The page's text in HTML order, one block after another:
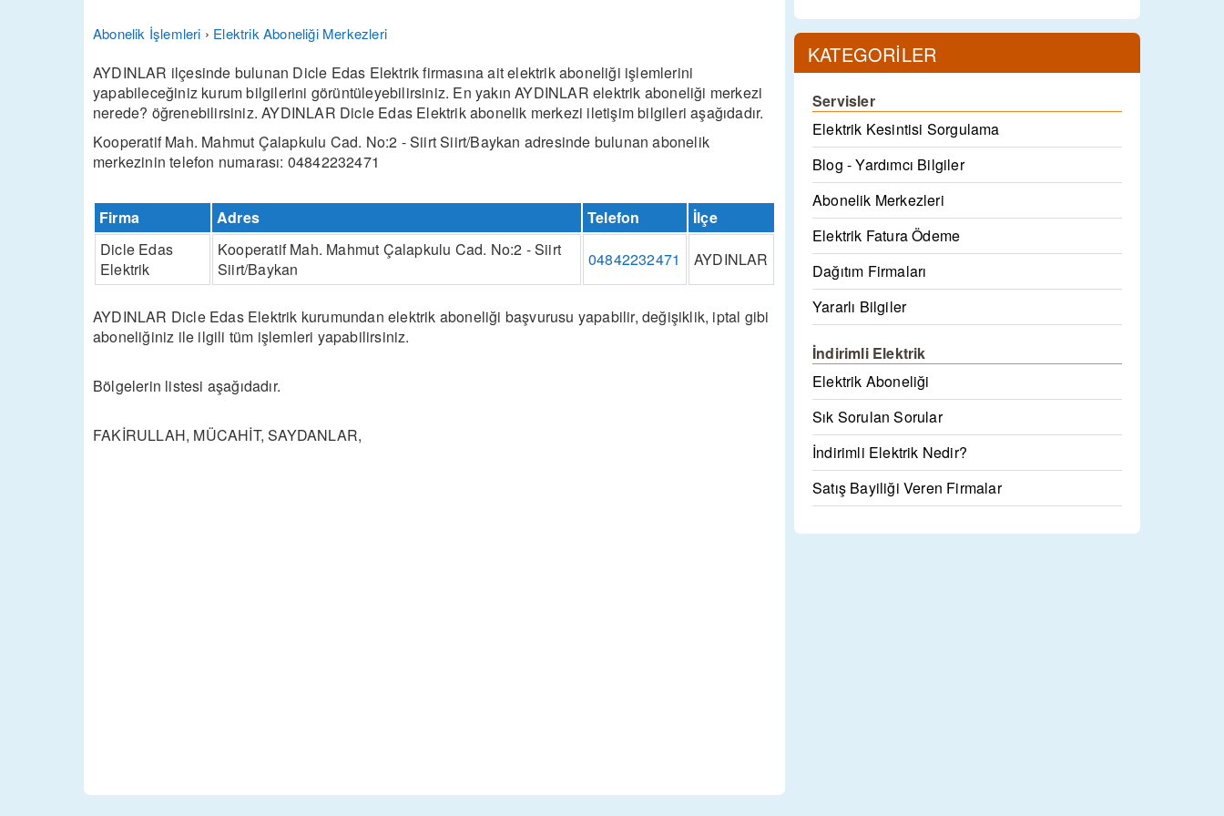
Abonelik İşlemleri › Elektrik Aboneliği Merkezleri
AYDINLAR ilçesinde bulunan Dicle Edas Elektrik firmasına ait elektrik aboneliği işlemlerini
yapabileceğiniz kurum bilgilerini görüntüleyebilirsiniz. En yakın AYDINLAR elektrik aboneliği merkezi
nerede? öğrenebilirsiniz. AYDINLAR Dicle Edas Elektrik abonelik merkezi iletişim bilgileri aşağıdadır.
Kooperatif Mah. Mahmut Çalapkulu Cad. No:2 - Siirt Siirt/Baykan adresinde bulunan abonelik
merkezinin telefon numarası: 04842232471
Firma Adres Telefon
İlçe
Dicle Edas
Elektrik
Kooperatif Mah. Mahmut Çalapkulu Cad. No:2 - Siirt
Siirt/Baykan
04842232471 AYDINLAR
AYDINLAR Dicle Edas Elektrik kurumundan elektrik aboneliği başvurusu yapabilir, değişiklik, iptal gibi
aboneliğiniz ile ilgili tüm işlemleri yapabilirsiniz.
Bölgelerin listesi aşağıdadır.
FAKİRULLAH, MÜCAHİT, SAYDANLAR,
KATEGORİLER
Servisler
Elektrik Kesintisi Sorgulama
Blog - Yardımcı Bilgiler
Abonelik Merkezleri
Elektrik Fatura Ödeme
Dağıtım Firmaları
Yararlı Bilgiler
İndirimli Elektrik
Elektrik Aboneliği
Sık Sorulan Sorular
İndirimli Elektrik Nedir?
Satış Bayiliği Veren Firmalar